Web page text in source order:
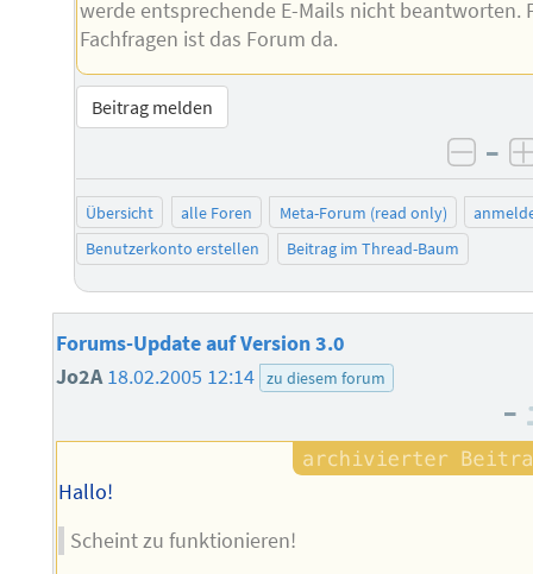
werde entsprechende E-Mails nicht beantworten.
Fachfragen ist das Forum da.
Beitrag melden
–
Übersicht alle Foren Meta-Forum (read only)
Benutzerkonto erstellen
Beitrag im Thread-Baum
Forums-Update auf Version 3.0
Jo2A18.02.2005 12:14 zu diesem forum
–
Hallo!
Scheint zu funktionieren!